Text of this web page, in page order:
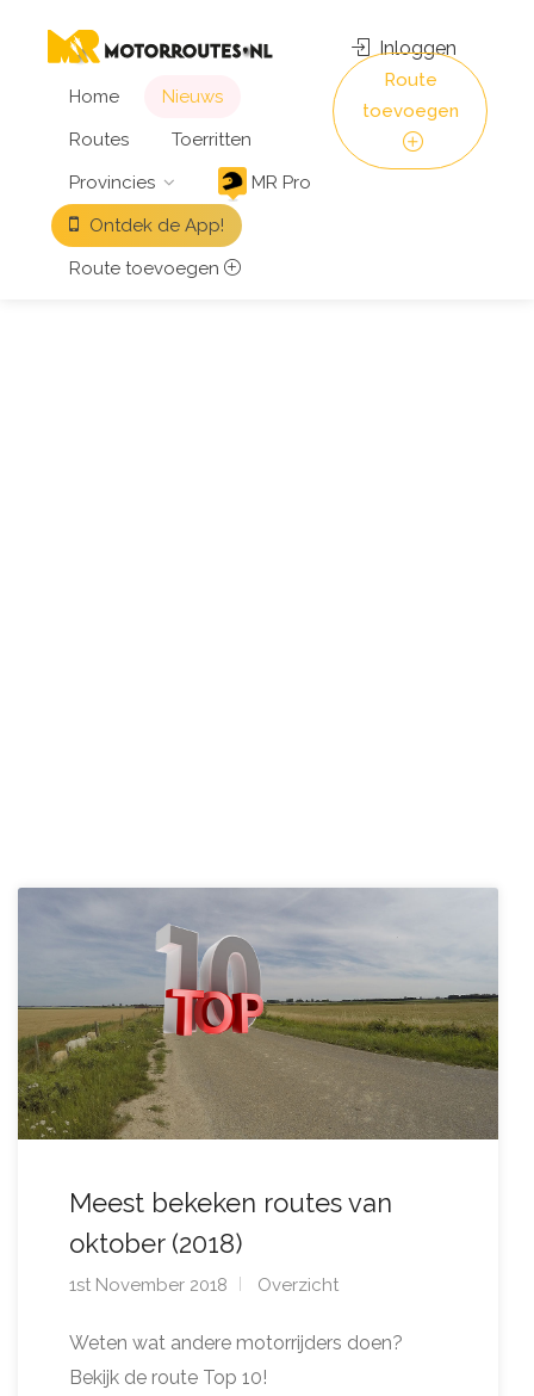
Home
Nieuws
Routes
Toerritten
Provincies
MR Pro
Ontdek de App!
Route toevoegen
Inloggen
Route
toevoegen
Meest bekeken routes van
oktober (2018)
1st November 2018 Overzicht
Weten wat andere motorrijders doen?
Bekijk de route Top 10!